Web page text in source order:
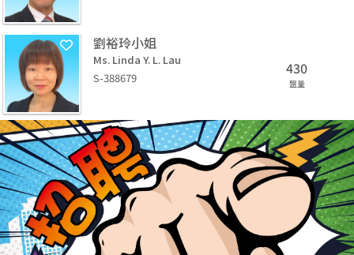
劉裕玲小姐
Ms. Linda Y. L. Lau
S-388679
430
盤量